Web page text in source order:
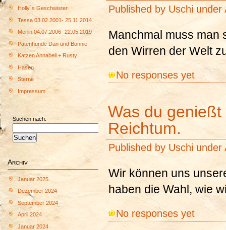
Holly`s Geschwister
Tessa 03.02.2001- 25.11.2014
Merlin 04.07.2006- 22.05.2019
Patenhunde Dan und Bonnie
Katzen Annabell + Rusty
Hasen
Sterne
Impressum
Suchen nach:
Archiv
Januar 2025
Dezember 2024
September 2024
April 2024
Januar 2024
Published by Uschi under
Manchmal muss man
den Wirren der Welt
No responses yet
Was du genießt
Reichtum.
Published by Uschi under
Wir können uns
haben die Wahl, wie
No responses yet